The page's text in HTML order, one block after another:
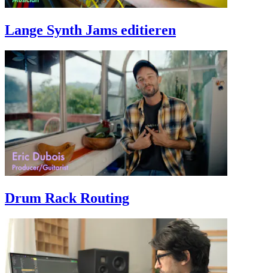
Lange Synth Jams editieren
Drum Rack Routing